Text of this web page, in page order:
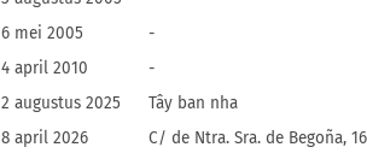
6 mei 2005
-
4 april 2010
-
2 augustus 2025
Tây ban nha
8 april 2026
C/ de Ntra. Sra. de Begoña,